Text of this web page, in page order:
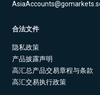
合法文件
隐私政策
产品披露声明
高汇总产品交易章程与条款
高汇交易执行政策